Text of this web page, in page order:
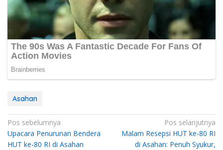
Asahan
Navigasi
pos
Pos sebelumnya
Upacara Penurunan Bendera
HUT ke-80 RI di Asahan
Pos selanjutnya
Malam Resepsi HUT ke-80 RI
di Asahan: Penuh Syukur,